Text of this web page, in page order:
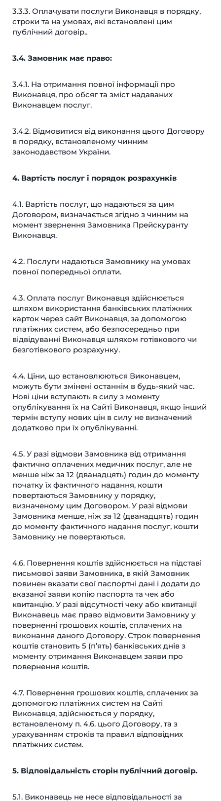
3.3.3. Оплачувати послуги Виконавця в порядку,
строки та на умовах, які встановлені цим
публічний договір..
3.4. Замовник має право:
3.4.1. На отримання повної інформації про
Виконавця, про обсяг та зміст надаваних
Виконавцем послуг.
3.4.2. Відмовитися від виконання цього Договору
в порядку, встановленому чинним
законодавством України.
4. Вартість послуг і порядок розрахунків
4.1. Вартість послуг, що надаються за цим
Договором, визначається згідно з чинним на
момент звернення Замовника Прейскуранту
Виконавця.
4.2. Послуги надаються Замовнику на умовах
повної попередньої оплати.
4.3. Оплата послуг Виконавця здійснюється
шляхом використання банківських платіжних
карток через сайт Виконавця, за допомогою
платіжних систем, або безпосередньо при
відвідуванні Виконавця шляхом готівкового чи
безготівкового розрахунку.
4.4. Ціни, що встановлюються Виконавцем,
можуть бути змінені останнім в будь-який час.
Нові ціни вступають в силу з моменту
опублікування їх на Сайті Виконавця, якщо інший
термін вступу нових цін в силу не визначений
додатково при їх опублікуванні.
4.5. У разі відмови Замовника від отримання
фактично оплачених медичних послуг, але не
менше ніж за 12 (дванадцять) годин до моменту
початку їх фактичного надання, кошти
повертаються Замовнику у порядку,
визначеному цим Договором. У разі відмови
Замовника менше, ніж за 12 (дванадцять) годин
до моменту фактичного надання послуг, кошти
Замовнику не повертаються.
4.6. Повернення коштів здійснюється на підставі
письмової заяви Замовника, в якій Замовник
повинен вказати свої паспортні дані і додати до
вказаної заяви копію паспорта та чек або
квитанцію. У разі відсутності чеку або квитанції
Виконавець має право відмовити Замовнику у
поверненні грошових коштів, сплачених на
виконання даного Договору. Строк повернення
коштів становить 5 (п’ять) банківських днів з
моменту отримання Виконавцем заяви про
повернення коштів.
4.7. Повернення грошових коштів, сплачених за
допомогою платіжних систем на Сайті
Виконавця, здійснюється у порядку,
встановленому п. 4.6. цього Договору, та з
урахуванням строків та правил відповідних
платіжних систем.
5. Відповідальність сторін публічний договір.
5.1. Виконавець не несе відповідальності за